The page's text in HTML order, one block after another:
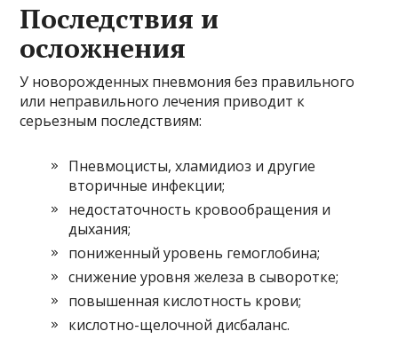
Последствия и
осложнения
У новорожденных пневмония без правильного
или неправильного лечения приводит к
серьезным последствиям:
Пневмоцисты, хламидиоз и другие
вторичные инфекции;
недостаточность кровообращения и
дыхания;
пониженный уровень гемоглобина;
снижение уровня железа в сыворотке;
повышенная кислотность крови;
кислотно-щелочной дисбаланс.